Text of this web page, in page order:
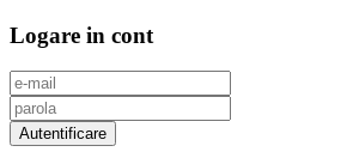
Logare in cont